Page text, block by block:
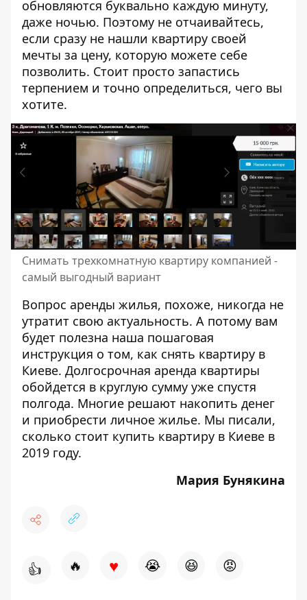
обновляются буквально каждую минуту,
даже ночью. Поэтому не отчаивайтесь,
если сразу не нашли квартиру своей
мечты за цену, которую можете себе
позволить. Стоит просто запастись
терпением и точно определиться, чего вы
хотите.
Снимать трехкомнатную квартиру компанией -
самый выгодный вариант
Вопрос аренды жилья, похоже, никогда не
утратит свою актуальность. А потому вам
будет полезна наша пошаговая
инструкция о том, как снять квартиру в
Киеве. Долгосрочная аренда квартиры
обойдется в круглую сумму уже спустя
полгода. Многие решают накопить денег
и приобрести личное жилье. Мы писали,
сколько стоит купить квартиру в Киеве в
2019 году.
Мария Бунякина
👍 🔥 ♥ 😭 😆 😡